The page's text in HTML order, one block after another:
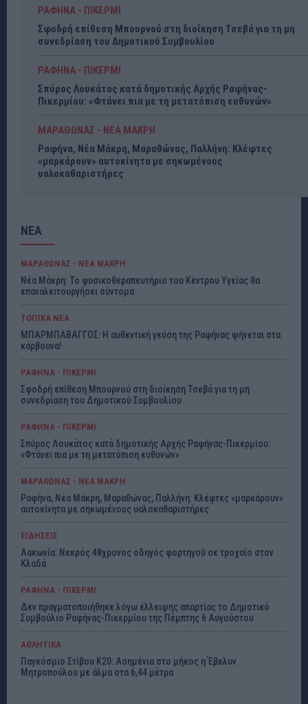
ΡΑΦΗΝΑ - ΠΙΚΕΡΜΙ
Σφοδρή επίθεση Μπουρνού στη διοίκηση Τσεβά για τη μη
συνεδρίαση του Δημοτικού Συμβουλίου
ΡΑΦΗΝΑ - ΠΙΚΕΡΜΙ
Σπύρος Λουκάτος κατά δημοτικής Αρχής Ραφήνας-
Πικερμίου: «Φτάνει πια με τη μετατόπιση ευθυνών»
ΜΑΡΑΘΩΝΑΣ - ΝΕΑ ΜΑΚΡΗ
Ραφήνα, Νέα Μάκρη, Μαραθώνας, Παλλήνη: Κλέφτες
«μαρκάρουν» αυτοκίνητα με σηκωμένους
υαλοκαθαριστήρες
ΝΕΑ
ΜΑΡΑΘΩΝΑΣ - ΝΕΑ ΜΑΚΡΗ
Νέα Μάκρη: Το φυσικοθεραπευτήριο του Κέντρου Υγείας θα
επαναλειτουργήσει σύντομα
ΤΟΠΙΚΑ ΝΕΑ
ΜΠΑΡΜΠΑΒΑΓΓΟΣ: Η αυθεντική γεύση της Ραφήνας ψήνεται στα
κάρβουνα!
ΡΑΦΗΝΑ - ΠΙΚΕΡΜΙ
Σφοδρή επίθεση Μπουρνού στη διοίκηση Τσεβά για τη μη
συνεδρίαση του Δημοτικού Συμβουλίου
ΡΑΦΗΝΑ - ΠΙΚΕΡΜΙ
Σπύρος Λουκάτος κατά δημοτικής Αρχής Ραφήνας-Πικερμίου:
«Φτάνει πια με τη μετατόπιση ευθυνών»
ΜΑΡΑΘΩΝΑΣ - ΝΕΑ ΜΑΚΡΗ
Ραφήνα, Νέα Μάκρη, Μαραθώνας, Παλλήνη: Κλέφτες «μαρκάρουν»
αυτοκίνητα με σηκωμένους υαλοκαθαριστήρες
ΕΙΔΗΣΕΙΣ
Λακωνία: Νεκρός 48χρονος οδηγός φορτηγού σε τροχαίο στον
Κλαδά
ΡΑΦΗΝΑ - ΠΙΚΕΡΜΙ
Δεν πραγματοποιήθηκε λόγω έλλειψης απαρτίας το Δημοτικό
Συμβούλιο Ραφήνας-Πικερμίου της Πέμπτης 6 Αυγούστου
ΑΘΛΗΤΙΚΑ
Παγκόσμιο Στίβου Κ20: Ασημένια στο μήκος η Έβελυν
Μητροπούλου με άλμα στα 6,44 μέτρα